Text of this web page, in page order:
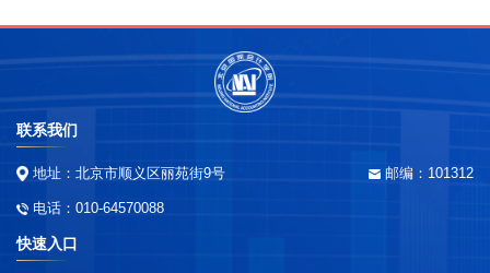
联系我们
地址：北京市顺义区丽苑街9号 邮编：101312
电话：010-64570088
快速入口